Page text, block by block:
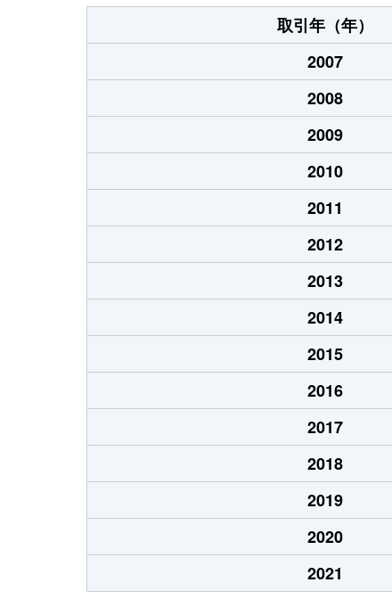
取引年（年）
2007
2008
2009
2010
2011
2012
2013
2014
2015
2016
2017
2018
2019
2020
2021